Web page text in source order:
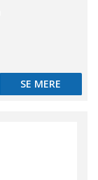
SE MERE
SE MERE